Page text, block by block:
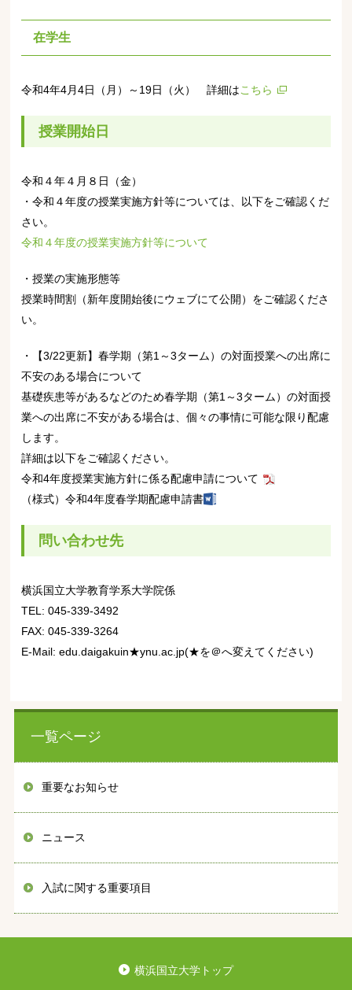
在学生
令和4年4月4日（月）～19日（火） 詳細はこちら
授業開始日
令和４年４月８日（金）
・令和４年度の授業実施方針等については、以下をご確認くだ
さい。
令和４年度の授業実施方針等について
・授業の実施形態等
授業時間割（新年度開始後にウェブにて公開）をご確認くださ
い。
・【3/22更新】春学期（第1～3ターム）の対面授業への出席に
不安のある場合について
基礎疾患等があるなどのため春学期（第1～3ターム）の対面授
業への出席に不安がある場合は、個々の事情に可能な限り配慮
します。
詳細は以下をご確認ください。
令和4年度授業実施方針に係る配慮申請について
（様式）令和4年度春学期配慮申請書
問い合わせ先
横浜国立大学教育学系大学院係
TEL: 045-339-3492
FAX: 045-339-3264
E-Mail: edu.daigakuin★ynu.ac.jp(★を＠へ変えてください)
一覧ページ
重要なお知らせ
ニュース
入試に関する重要項目
横浜国立大学トップ